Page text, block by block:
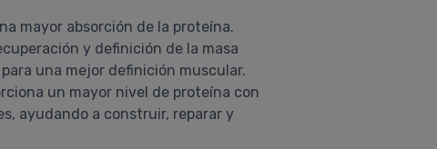
mayor absorción de la proteína.
y definición de la masa
una mejor definición muscular.
un mayor nivel de proteína con
ayudando a construir, reparar y